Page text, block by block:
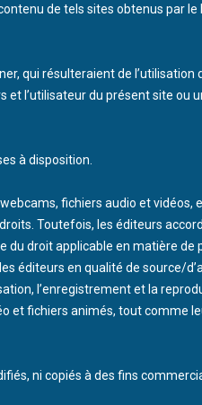
de tels sites obtenus par le
qui résulteraient de l’utilisation
l’utilisateur du présent site ou
à disposition.
fichiers audio et vidéos,
Toutefois, les éditeurs
du droit applicable en matière de
éditeurs en qualité de source/
l’enregistrement et la
et fichiers animés, tout comme
ni copiés à des fins